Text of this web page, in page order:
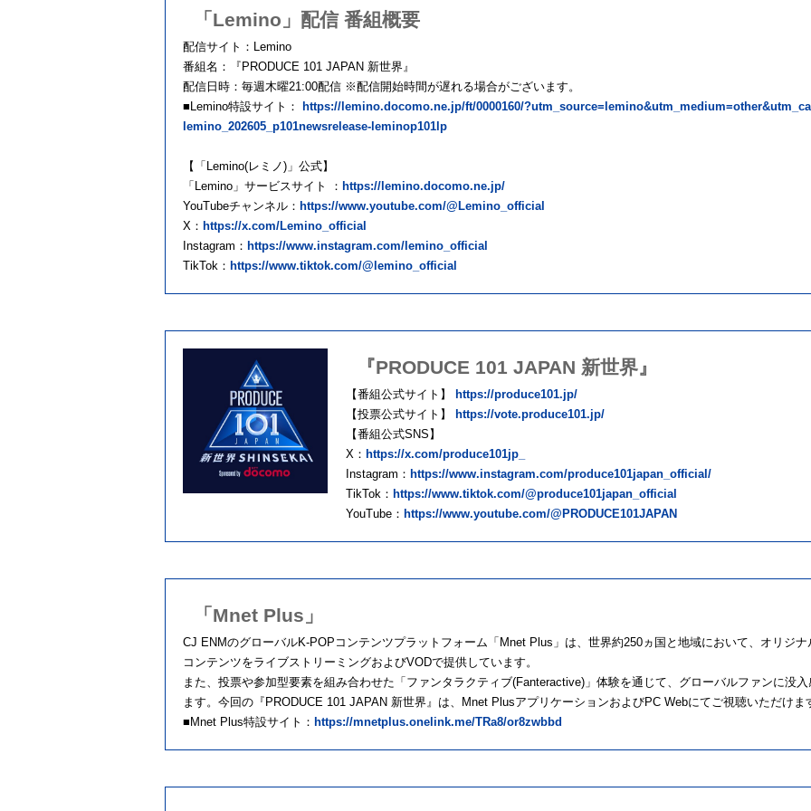
「Lemino」配信 番組概要
配信サイト：Lemino
番組名：『PRODUCE 101 JAPAN 新世界』
配信日時：毎週木曜21:00配信 ※配信開始時間が遅れる場合がございます。
■Lemino特設サイト：
https://lemino.docomo.ne.jp/ft/0000160/
lemino_202605_p101newsrelease-leminop101lp
【「Lemino(レミノ)」公式】
「Lemino」サービスサイト ： https://lemino.docomo.ne.jp/
YouTubeチャンネル： https://www.youtube.com/@Lemino_official
X： https://x.com/Lemino_official
Instagram： https://www.instagram.com/lemino_official
TikTok： https://www.tiktok.com/@lemino_official
『PRODUCE 101 JAPAN 新世界』
【番組公式サイト】
https://produce101.jp/
【投票公式サイト】
https://vote.produce101.jp/
【番組公式SNS】
X： https://x.com/produce101jp_
Instagram： https://www.instagram.com/produce101japan_official/
TikTok： https://www.tiktok.com/@produce101japan_official
YouTube： https://www.youtube.com/@PRODUCE101JAPAN
「Mnet Plus」
CJ ENMのグローバルK-POPコンテンツプラットフォーム「Mnet Plus」は、世界約250ヵ国と地域において、オリジ
コンテンツをライブストリーミングおよびVODで提供しています。
また、投票や参加型要素を組み合わせた「ファンタラクティブ(Fanteractive)」体験を通じて、グローバルファンに没
ます。今回の『PRODUCE 101 JAPAN 新世界』は、Mnet PlusアプリケーションおよびPC Webにてご視聴いただけま
■Mnet Plus特設サイト： https://mnetplus.onelink.me/TRa8/or8zwbbd